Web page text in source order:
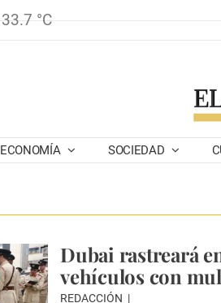
33.7 °C
ECONOMÍA SOCIEDAD
Dubai rastreará
vehículos con
REDACCIÓN